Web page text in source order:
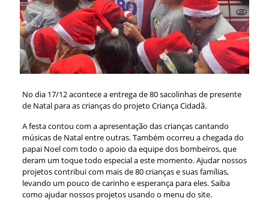
No dia 17/12 acontece a entrega de 80 sacolinhas de presente
de Natal para as crianças do projeto Criança Cidadã.
A festa contou com a apresentação das crianças cantando
músicas de Natal entre outras. Também ocorreu a chegada do
papai Noel com todo o apoio da equipe dos bombeiros, que
deram um toque todo especial a este momento. Ajudar nossos
projetos contribui com mais de 80 crianças e suas famílias,
levando um pouco de carinho e esperança para eles. Saiba
como ajudar nossos projetos usando o menu do site.